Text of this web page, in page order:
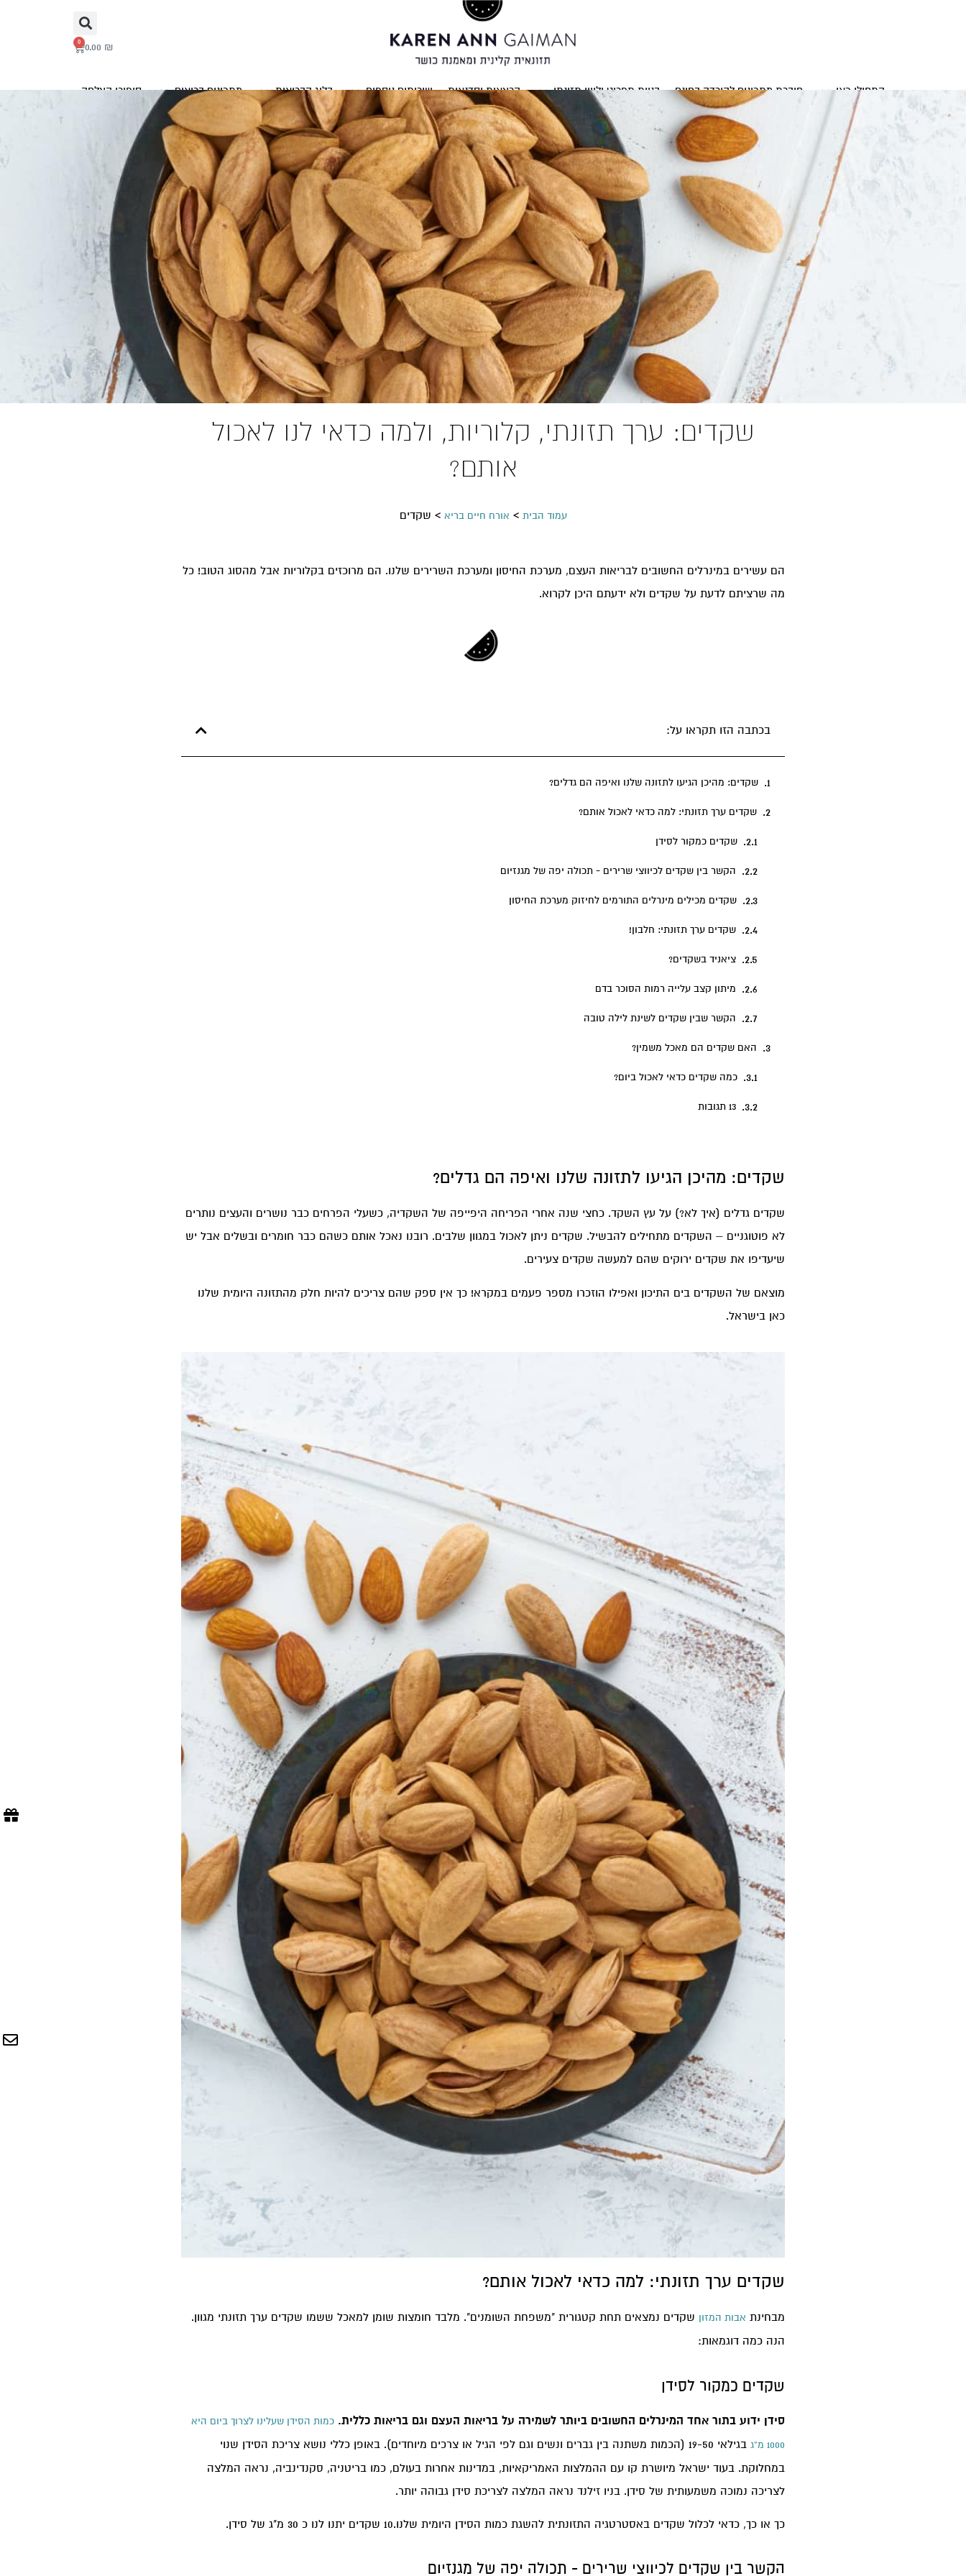
0.00 ₪
0
התחילו כאן חוברת מתכונים להורדה בחינם בניית תפריט וליווי תזונתי הרצאות וסדנאות שירותים נוספים בלוג הבריאות מתכונים בריאים סיפורי הצלחה
שקדים: ערך תזונתי, קלוריות, ולמה כדאי לנו לאכול
אותם?
עמוד הבית > אורח חיים בריא > שקדים
הם עשירים במינרלים החשובים לבריאות העצם, מערכת החיסון ומערכת השרירים שלנו. הם מרוכזים בקלוריות אבל מהסוג הטוב! כל
מה שרציתם לדעת על שקדים ולא ידעתם היכן לקרוא.
בכתבה הזו תקראו על:
שקדים: מהיכן הגיעו לתזונה שלנו ואיפה הם גדלים?
שקדים ערך תזונתי: למה כדאי לאכול אותם?
שקדים כמקור לסידן
הקשר בין שקדים לכיווצי שרירים - תכולה יפה של מגנזיום
שקדים מכילים מינרלים התורמים לחיזוק מערכת החיסון
שקדים ערך תזונתי: חלבון!
ציאניד בשקדים?
מיתון קצב עלייה רמות הסוכר בדם
הקשר שבין שקדים לשינת לילה טובה
האם שקדים הם מאכל משמין?
כמה שקדים כדאי לאכול ביום?
13 תגובות
שקדים: מהיכן הגיעו לתזונה שלנו ואיפה הם גדלים?
שקדים גדלים (איך לא?) על עץ השקד. כחצי שנה אחרי הפריחה היפייפה של השקדיה, כשעלי הפרחים כבר נושרים והעצים נותרים
לא פוטוגניים – השקדים מתחילים להבשיל. שקדים ניתן לאכול במגוון שלבים. רובנו נאכל אותם כשהם כבר חומרים ובשלים אבל יש
שיעדיפו את שקדים ירוקים שהם למעשה שקדים צעירים.
מוצאם של השקדים בים התיכון ואפילו הוזכרו מספר פעמים במקרא! כך אין ספק שהם צריכים להיות חלק מהתזונה היומית שלנו
כאן בישראל.
שקדים ערך תזונתי: למה כדאי לאכול אותם?
מבחינת אבות המזון שקדים נמצאים תחת קטגורית "משפחת השומנים". מלבד חומצות שומן למאכל ששמו שקדים ערך תזונתי מגוון.
הנה כמה דוגמאות:
שקדים כמקור לסידן
סידן ידוע בתור אחד המינרלים החשובים ביותר לשמירה על בריאות העצם וגם בריאות כללית. כמות הסידן שעלינו לצרוך ביום היא
1000 מ"ג
בגילאי 19-50 (הכמות משתנה בין גברים ונשים וגם לפי הגיל או צרכים מיוחדים). באופן כללי נושא צריכת הסידן שנוי
במחלוקת. בעוד ישראל מיושרת קו עם ההמלצות האמריקאיות, במדינות אחרות בעולם, כמו בריטניה, סקנדינביה, נראה המלצה
לצריכה נמוכה משמעותית של סידן. בניו זילנד נראה המלצה לצריכת סידן גבוהה יותר.
כך או כך, כדאי לכלול שקדים באסטרטגיה התזונתית להשגת כמות הסידן היומית שלנו.10 שקדים יתנו לנו כ 30 מ"ג של סידן.
הקשר בין שקדים לכיווצי שרירים - תכולה יפה של מגנזיום